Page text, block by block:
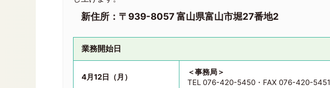
新住所：〒939-8057 富山県富山市堀27番地2
業務開始日
4月12日（月）
＜事務局＞
TEL 076-420-5450・FAX 076-420-5451